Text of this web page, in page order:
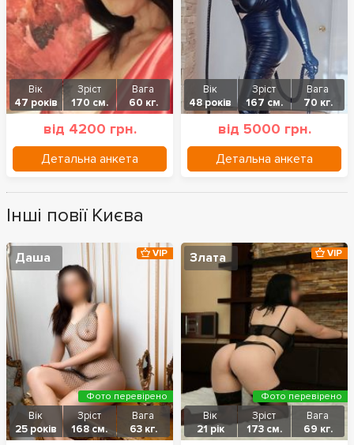
Вік
47 років
Зріст
170 см.
Вага
60 кг.
від 4200 грн.
Детальна анкета
Вік
48 років
Зріст
167 см.
Вага
70 кг.
від 5000 грн.
Детальна анкета
Інші повії Києва
Даша
Вік
25 років
Зріст
168 см.
Вага
63 кг.
VIP
Фото перевірено
Злата
Вік
21 рік
Зріст
173 см.
Вага
69 кг.
VIP
Фото перевірено